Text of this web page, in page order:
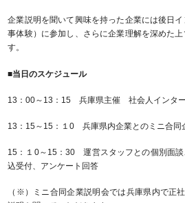
企業説明を聞いて興味を持った企業には後日
事体験）に参加し、さらに企業理解を深めた
す。
■当日のスケジュール
13：00～13：15 兵庫県主催 社会人インタ
13：15～15：１0 兵庫県内企業とのミニ合同
15：１0～15：30 運営スタッフとの個別面談
込受付、アンケート回答
（※）ミニ合同企業説明会では兵庫県内で正